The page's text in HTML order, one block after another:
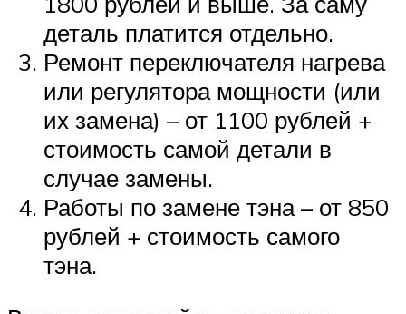
деталь платится отдельно.
Ремонт переключателя нагрева
или регулятора мощности (или
их замена) – от 1100 рублей +
стоимость самой детали в
случае замены.
Работы по замене тэна – от 850
рублей + стоимость самого
тэна.